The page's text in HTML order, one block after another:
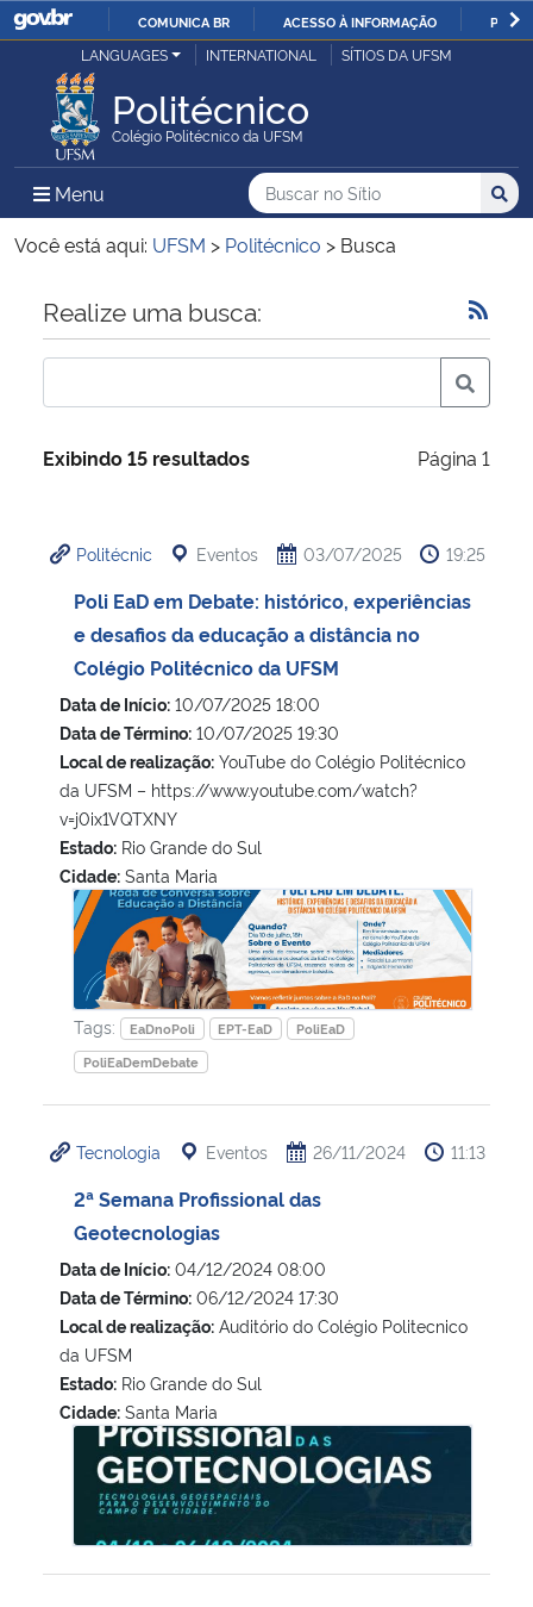
IR
O
COMUNICA BR ACESSO À INFORMAÇÃO
Ministério da Justiça e Segurança Pública
Ministério da Defesa
Ministério das Relações Exteriores
Ministério da Economia
Ministério da Infraestrutura
Ministério da Cidadania
Ministério de Minas e Energia
Ministério da Ciência, Tecnologia, Inovações e Comunicações
Ministério do Meio Ambiente
Ministério do Turismo
Ministério do Desenvolvimento Regional
Controladoria-Geral da União
Ministério da Mulher, da Família e dos Direitos Humanos
Gabinete de Segurança Institucional
Advocacia-Geral da União
Banco Central do Brasil
LANGUAGES INTERNATIONAL SÍTIOS DA UFSM
Politécnico
Colégio Politécnico da UFSM
Menu Menu Principal do Sítio
Busca
Buscar no no Sítio
Busca:
Você está aqui: UFSM > Politécnico > Busca
Início do conteúdo
Realize uma busca:
Exibindo 15 resultados Página 1
Politécnic Eventos 03/07/2025 19:25
Poli EaD em Debate: histórico, experiências
e desafios da educação a distância no
Colégio Politécnico da UFSM
Data de Início: 10/07/2025 18:00
Data de Término: 10/07/2025 19:30
Local de realização: YouTube do Colégio Politécnico
da UFSM – https://www.youtube.com/watch?
v=j0ix1VQTXNY
Estado: Rio Grande do Sul
Cidade: Santa Maria
Poli EaD em Debate: histórico, experiências e desafios da
Tags: EaDnoPoli EPT-EaD
PoliEaD
PoliEaDemDebate
Tecnologia Eventos 26/11/2024 11:13
2ª Semana Profissional das
Geotecnologias
Data de Início: 04/12/2024 08:00
Data de Término: 06/12/2024 17:30
Local de realização: Auditório do Colégio Politecnico
da UFSM
Estado: Rio Grande do Sul
Cidade: Santa Maria
2ª Semana Profissional das Geotecnologias